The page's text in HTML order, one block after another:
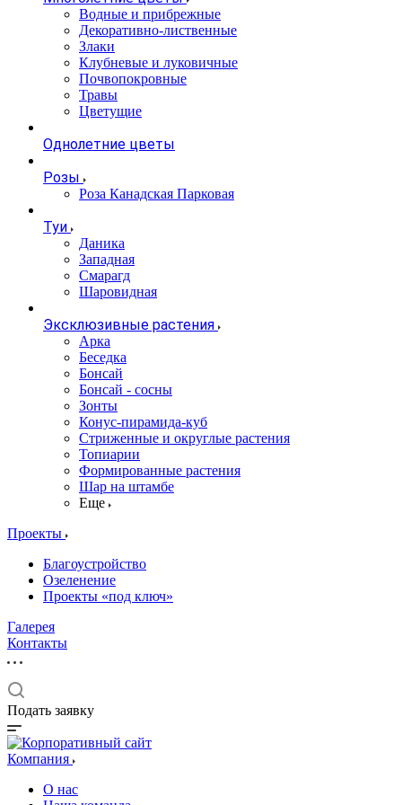
Водные и прибрежные
Декоративно-лиственные
Злаки
Клубневые и луковичные
Почвопокровные
Травы
Цветущие
Однолетние цветы
Розы
Роза Канадская Парковая
Туи
Даника
Западная
Смарагд
Шаровидная
Эксклюзивные растения
Арка
Беседка
Бонсай
Бонсай - сосны
Зонты
Конус-пирамида-куб
Стриженные и округлые растения
Топиарии
Формированные растения
Шар на штамбе
Еще
Проекты
Благоустройство
Озеленение
Проекты «под ключ»
Галерея
Контакты
Подать заявку
Компания
О нас